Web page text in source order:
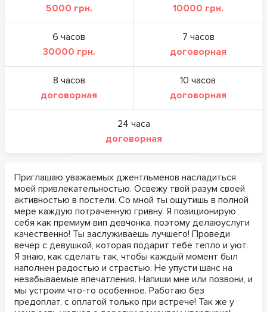
5000 грн.
10000 грн.
6 часов
30000 грн.
7 часов
договорная
8 часов
договорная
10 часов
договорная
24 часа
договорная
Приглашаю уважаемых джентльменов насладиться
моей привлекательностью. Освежу твой разум своей
активностью в постели. Со мной ты ощутишь в полной
мере каждую потраченную гривну. Я позиционирую
себя как премиум вип девчонка, поэтому делаюуслуги
качественно! Ты заслуживаешь лучшего! Проведи
вечер с девушкой, которая подарит тебе тепло и уют.
Я знаю, как сделать так, чтобы каждый момент был
наполнен радостью и страстью. Не упусти шанс на
незабываемые впечатления. Напиши мне или позвони, и
мы устроим что-то особенное. Работаю без
предоплат, с оплатой только при встрече! Так же у